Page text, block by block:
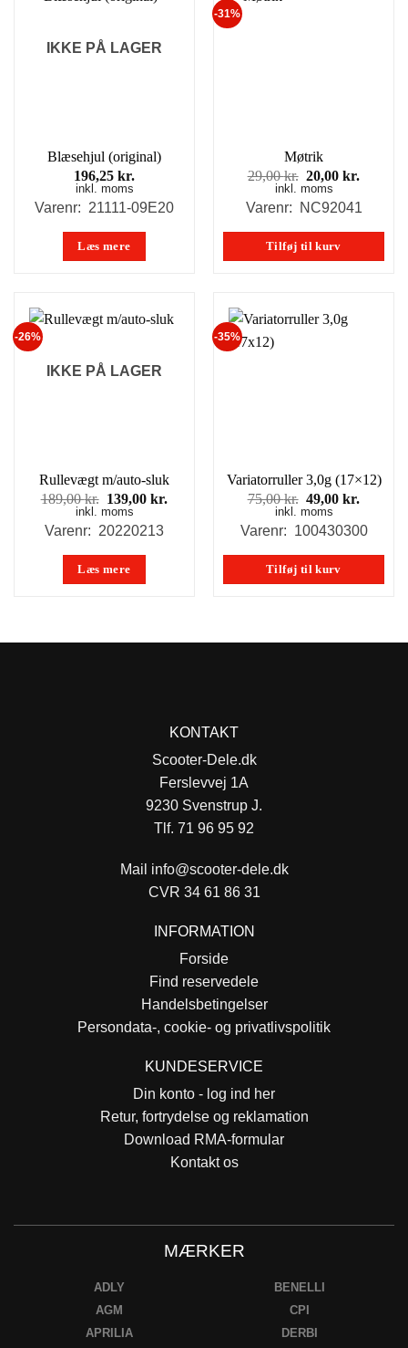
IKKE PÅ LAGER
Blæsehjul (original)
196,25 kr.
inkl. moms
Varenr: 21111-09E20
Læs mere
-31%
Møtrik
29,00kr. Den
oprindelige
pris
29,00 kr..
20,00kr.
pris
20,00
inkl. moms
Varenr: NC92041
Tilføj til kurv
-26%
IKKE PÅ LAGER
Rullevægt m/auto-sluk
189,00kr. Den
oprindelige
pris
189,00 kr..
139,00kr.
139,00 kr..
inkl. moms
Varenr: 20220213
Læs mere
-35%
Variatorruller 3,0g (17×12)
75,00kr. Den
oprindelige
pris
75,00 kr..
49,00kr.
pris
49,00
inkl. moms
Varenr: 100430300
Tilføj til kurv
KONTAKT
Scooter-Dele.dk
Ferslevvej 1A
9230 Svenstrup J.
Tlf. 71 96 95 92
Mail info@scooter-dele.dk
CVR 34 61 86 31
INFORMATION
Forside
Find reservedele
Handelsbetingelser
Persondata-, cookie- og privatlivspolitik
KUNDESERVICE
Din konto - log ind her
Retur, fortrydelse og reklamation
Download RMA-formular
Kontakt os
MÆRKER
ADLY
AGM
APRILIA
BENELLI
CPI
DERBI